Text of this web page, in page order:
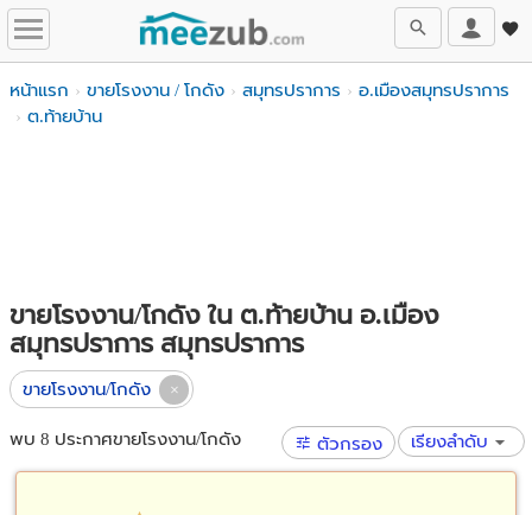
หน้าแรก ขายโรงงาน / โกดัง สมุทรปราการ
อ.เมืองสมุทรปราการ
ต.ท้ายบ้าน
ขายโรงงาน/โกดัง ใน ต.ท้ายบ้าน อ.เมือง
สมุทรปราการ สมุทรปราการ
ขายโรงงาน/โกดัง
พบ 8 ประกาศขายโรงงาน/โกดัง ตัวกรอง เรียงลำดับ